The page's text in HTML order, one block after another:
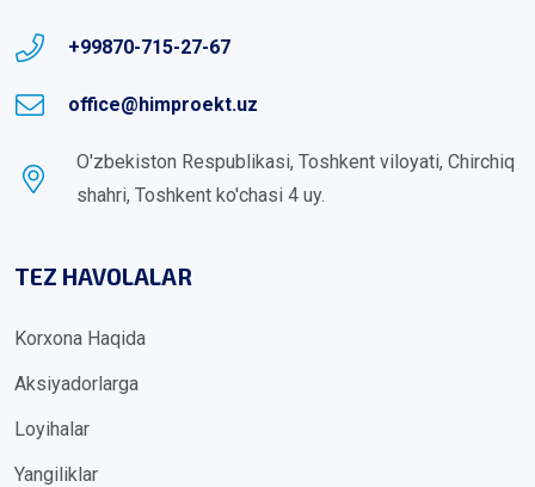
+99870-715-27-67
office@himproekt.uz
O'zbekiston Respublikasi, Toshkent viloyati, Chirchiq
shahri, Toshkent ko'chasi 4 uy.
TEZ HAVOLALAR
Korxona Haqida
Aksiyadorlarga
Loyihalar
Yangiliklar